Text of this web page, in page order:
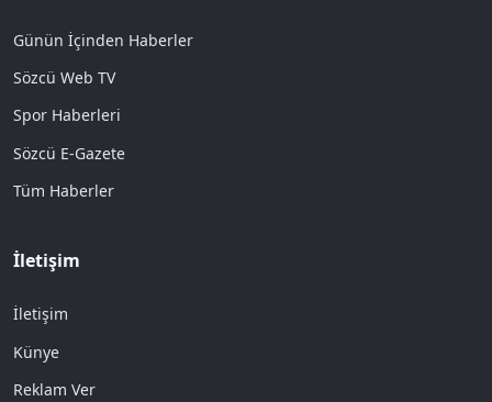
Günün İçinden Haberler
Sözcü Web TV
Spor Haberleri
Sözcü E-Gazete
Tüm Haberler
İletişim
İletişim
Künye
Reklam Ver